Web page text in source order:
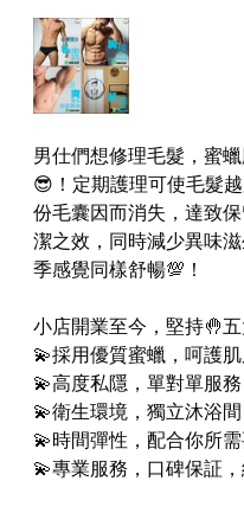
男仕們想修理毛髮，蜜
😎！定期護理可使毛髮
份毛囊因而消失，達致
潔之效，同時減少異味
季感覺同樣舒暢💯！
小店開業至今，堅持🤚五
💫採用優質蜜蠟，呵護
💫高度私隱，單對單服
💫衛生環境，獨立沐浴間
💫時間彈性，配合你所
💫專業服務，口碑保証